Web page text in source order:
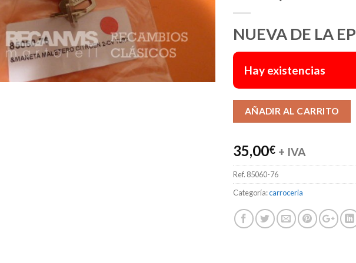
NUEVA DE LA
Hay existencias
AÑADIR AL CARRITO
35,00€ + IVA
Ref. 85060-76
Categoría:carroceria